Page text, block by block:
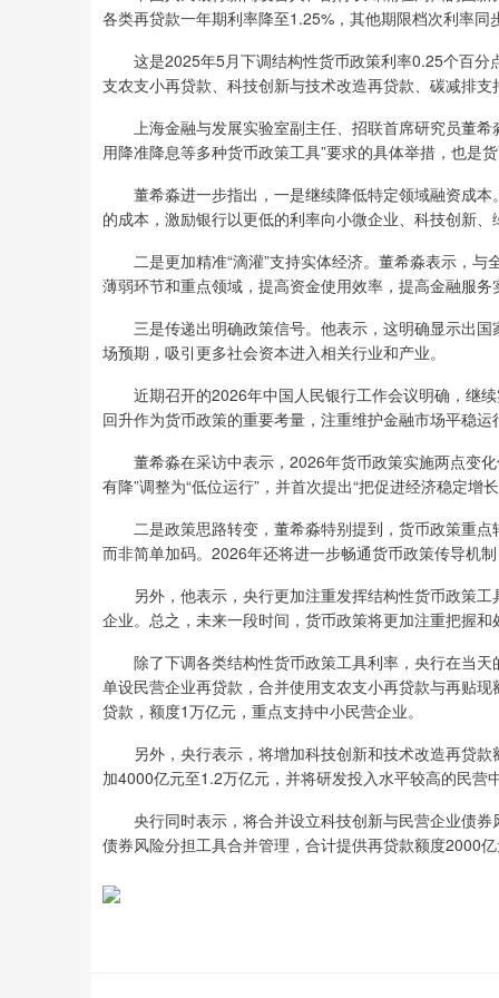
各类再贷款一年期利率降至1.25%，其他期限档次利率
这是2025年5月下调结构性货币政策利率0.25个百分
支农支小再贷款、科技创新与技术改造再贷款、碳减排
上海金融与发展实验室副主任、招联首席研究员董希
用降准降息等多种货币政策工具”要求的具体举措，也是
董希淼进一步指出，一是继续降低特定领域融资成本
的成本，激励银行以更低的利率向小微企业、科技创新
二是更加精准“滴灌”支持实体经济。董希淼表示，与
薄弱环节和重点领域，提高资金使用效率，提高金融服务
三是传递出明确政策信号。他表示，这明确显示出国
场预期，吸引更多社会资本进入相关行业和产业。
近期召开的2026年中国人民银行工作会议明确，继续
回升作为货币政策的重要考量，注重维护金融市场平稳
董希淼在采访中表示，2026年货币政策实施两点变化
有降”调整为“低位运行”，并首次提出“把促进经济稳定增
二是政策思路转变，董希淼特别提到，货币政策重点
而非简单加码。2026年还将进一步畅通货币政策传导机
另外，他表示，央行更加注重发挥结构性货币政策工
企业。总之，未来一段时间，货币政策将更加注重把握
除了下调各类结构性货币政策工具利率，央行在当天
单设民营企业再贷款，合并使用支农支小再贷款与再贴
贷款，额度1万亿元，重点支持中小民营企业。
另外，央行表示，将增加科技创新和技术改造再贷款
加4000亿元至1.2万亿元，并将研发投入水平较高的民营
央行同时表示，将合并设立科技创新与民营企业债券
债券风险分担工具合并管理，合计提供再贷款额度2000